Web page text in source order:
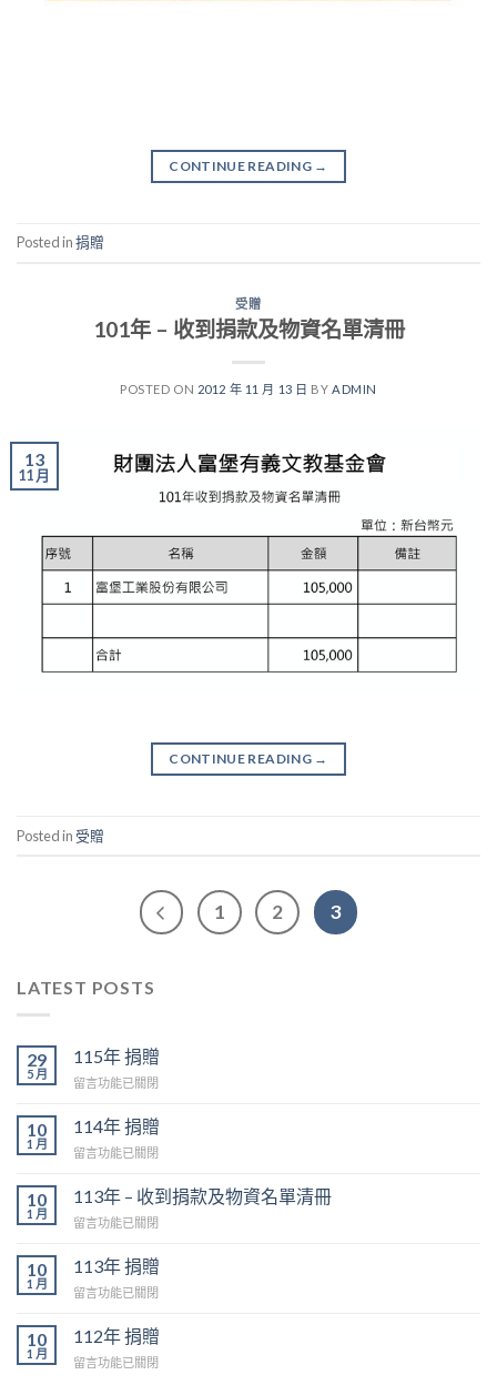
CONTINUE READING →
Posted in捐贈
受贈
101年 – 收到捐款及物資名單清冊
POSTED ON 2012 年 11 月 13 日 BY ADMIN
13
11 月
CONTINUE READING →
Posted in 受贈
1 2 3
LATEST POSTS
29
5 月
115年 捐贈
在
年
捐
贈〉
留言功能已關閉
10
1 月
114年 捐贈
在
年
捐
贈〉
留言功能已關閉
10
1 月
113年 – 收到捐款及物資名單清冊
在
年
–
收
捐
及
留言功能已關閉
10
1 月
113年 捐贈
在
年
捐
贈〉
留言功能已關閉
10
1 月
112年 捐贈
在
留言功能已關閉